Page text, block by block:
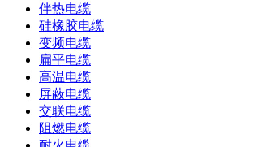
伴热电缆
硅橡胶电缆
变频电缆
扁平电缆
高温电缆
屏蔽电缆
交联电缆
阻燃电缆